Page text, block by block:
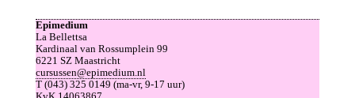
Epimedium
La Bellettsa
Kardinaal van Rossumplein 99
6221 SZ Maastricht
cursussen@epimedium.nl
T (043) 325 0149 (ma-vr, 9-17 uur)